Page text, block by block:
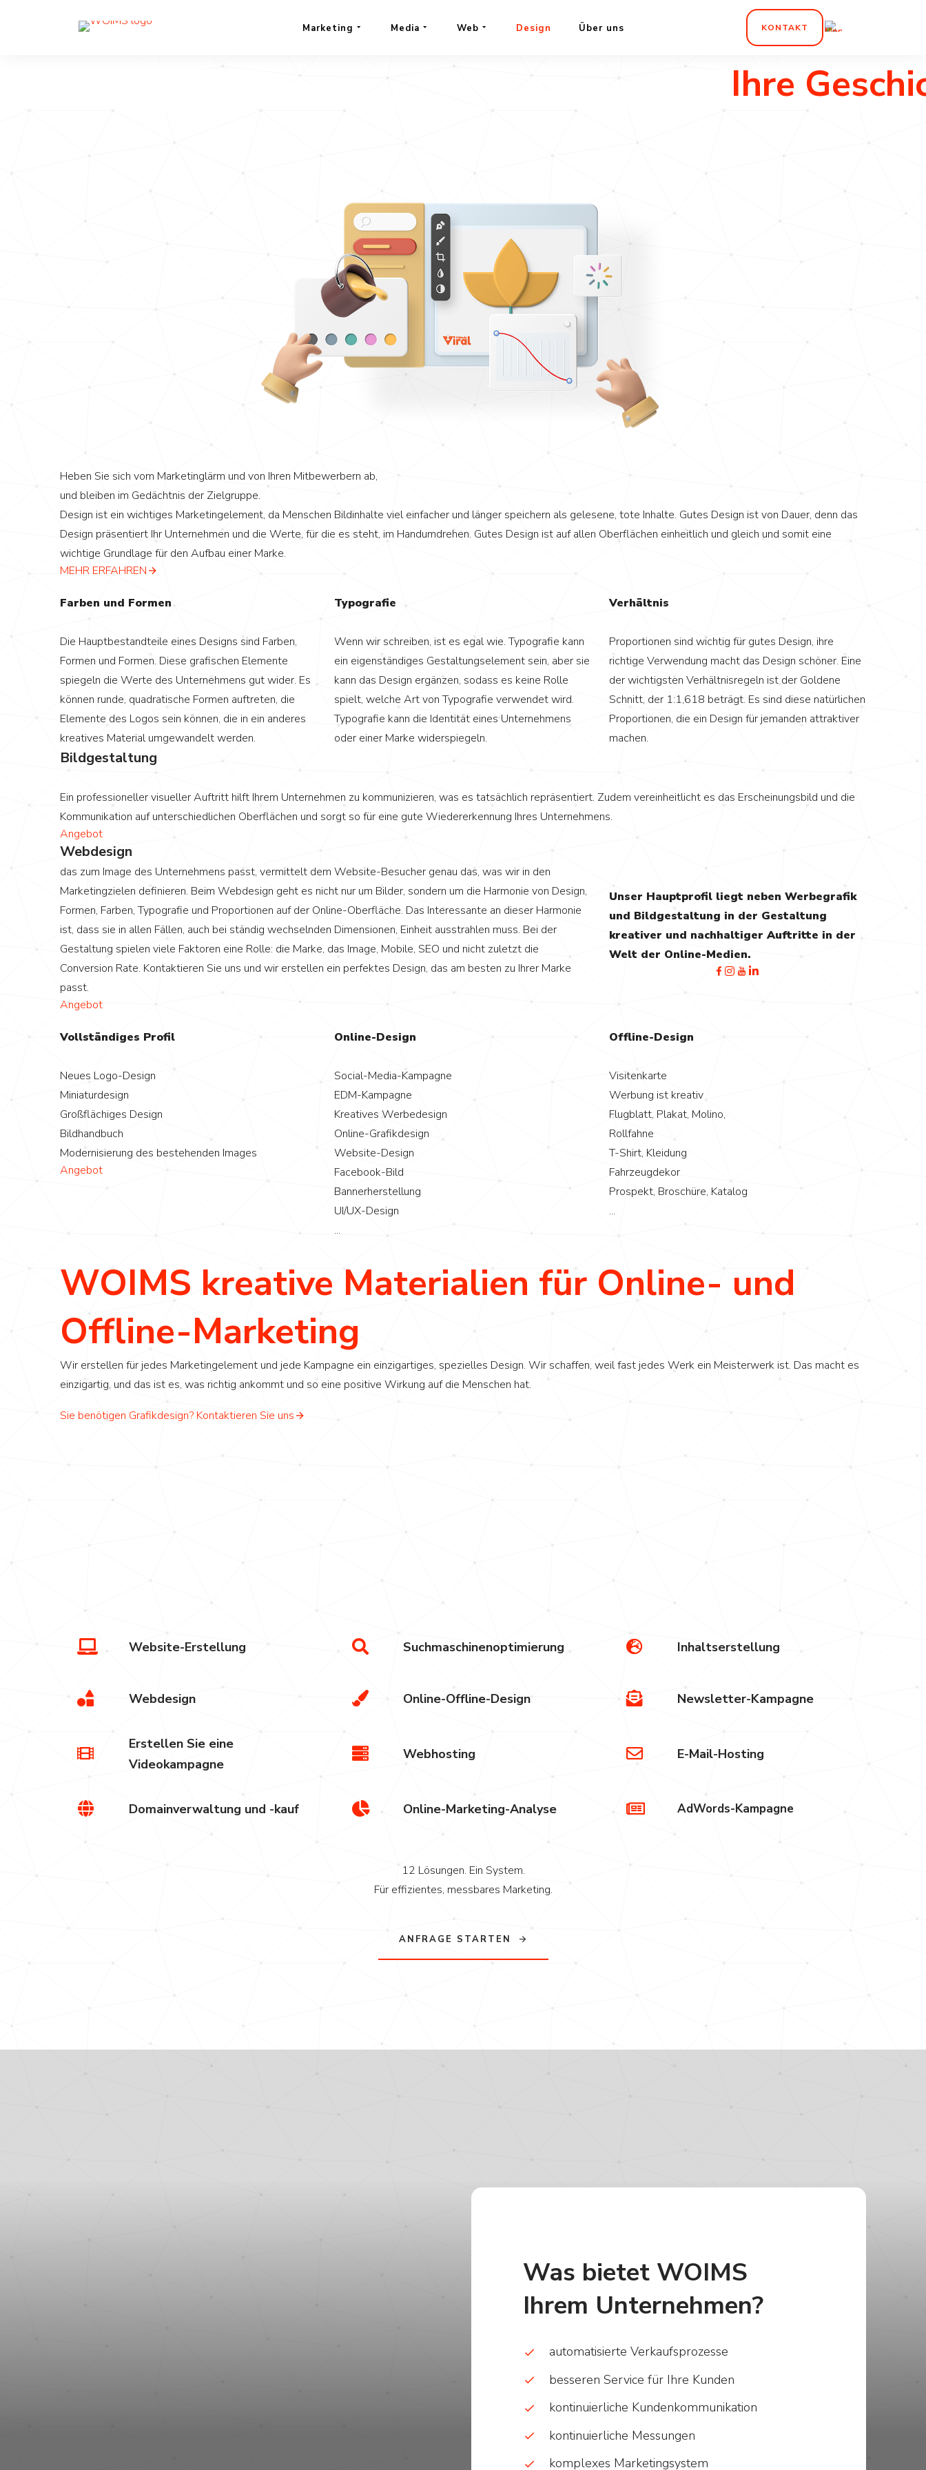
Marketing Media Web Design Über uns KONTAKT
Ihre
Heben Sie sich vom Marketinglärm und von Ihren Mitbewerbern ab,
und bleiben im Gedächtnis der Zielgruppe.
Design ist ein wichtiges Marketingelement, da Menschen Bildinhalte viel einfacher und länger speichern als gelesene, tote Inhalte. Gutes Design ist von Dauer, denn das
Design präsentiert Ihr Unternehmen und die Werte, für die es steht, im Handumdrehen. Gutes Design ist auf allen Oberflächen einheitlich und gleich und somit eine
wichtige Grundlage für den Aufbau einer Marke.
MEHR ERFAHREN
Farben und Formen
Die Hauptbestandteile eines Designs sind Farben,
Formen und Formen. Diese grafischen Elemente
spiegeln die Werte des Unternehmens gut wider. Es
können runde, quadratische Formen auftreten, die
Elemente des Logos sein können, die in ein anderes
kreatives Material umgewandelt werden.
Typografie
Wenn wir schreiben, ist es egal wie. Typografie kann
ein eigenständiges Gestaltungselement sein, aber sie
kann das Design ergänzen, sodass es keine Rolle
spielt, welche Art von Typografie verwendet wird.
Typografie kann die Identität eines Unternehmens
oder einer Marke widerspiegeln.
Verhältnis
Proportionen sind wichtig für gutes Design, ihre
richtige Verwendung macht das Design schöner. Eine
der wichtigsten Verhältnisregeln ist der Goldene
Schnitt, der 1:1,618 beträgt. Es sind diese natürlichen
Proportionen, die ein Design für jemanden attraktiver
machen.
Bildgestaltung
Ein professioneller visueller Auftritt hilft Ihrem Unternehmen zu kommunizieren, was es tatsächlich repräsentiert. Zudem vereinheitlicht es das Erscheinungsbild und die
Kommunikation auf unterschiedlichen Oberflächen und sorgt so für eine gute Wiedererkennung Ihres Unternehmens.
Angebot
Webdesign
das zum Image des Unternehmens passt, vermittelt dem Website-Besucher genau das, was wir in den
Marketingzielen definieren. Beim Webdesign geht es nicht nur um Bilder, sondern um die Harmonie von Design,
Formen, Farben, Typografie und Proportionen auf der Online-Oberfläche. Das Interessante an dieser Harmonie
ist, dass sie in allen Fällen, auch bei ständig wechselnden Dimensionen, Einheit ausstrahlen muss. Bei der
Gestaltung spielen viele Faktoren eine Rolle: die Marke, das Image, Mobile, SEO und nicht zuletzt die
Conversion Rate. Kontaktieren Sie uns und wir erstellen ein perfektes Design, das am besten zu Ihrer Marke
passt.
Angebot
Unser Hauptprofil liegt neben Werbegrafik
und Bildgestaltung in der Gestaltung
kreativer und nachhaltiger Auftritte in der
Welt der Online-Medien.
Vollständiges Profil
Neues Logo-Design
Miniaturdesign
Großflächiges Design
Bildhandbuch
Modernisierung des bestehenden Images
Angebot
Online-Design
Social-Media-Kampagne
EDM-Kampagne
Kreatives Werbedesign
Online-Grafikdesign
Website-Design
Facebook-Bild
Bannerherstellung
UI/UX-Design
...
Offline-Design
Visitenkarte
Werbung ist kreativ
Flugblatt, Plakat, Molino,
Rollfahne
T-Shirt, Kleidung
Fahrzeugdekor
Prospekt, Broschüre, Katalog
...
WOIMS kreative Materialien für Online- und
Offline-Marketing
Wir erstellen für jedes Marketingelement und jede Kampagne ein einzigartiges, spezielles Design. Wir schaffen, weil fast jedes Werk ein Meisterwerk ist. Das macht es
einzigartig, und das ist es, was richtig ankommt und so eine positive Wirkung auf die Menschen hat.
Sie benötigen Grafikdesign? Kontaktieren Sie uns
Website-Erstellung Suchmaschinenoptimierung Inhaltserstellung
Webdesign Online-Offline-Design Newsletter-Kampagne
Erstellen Sie eine
Videokampagne
Webhosting E-Mail-Hosting
Domainverwaltung und -kauf Online-Marketing-Analyse AdWords-Kampagne
12 Lösungen. Ein System.
Für effizientes, messbares Marketing.
ANFRAGE STARTEN
Was bietet WOIMS
Ihrem Unternehmen?
automatisierte Verkaufsprozesse
besseren Service für Ihre Kunden
kontinuierliche Kundenkommunikation
kontinuierliche Messungen
komplexes Marketingsystem